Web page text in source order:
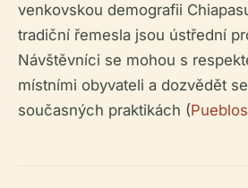
venkovskou demografii
tradiční řemesla jsou ústřední
Návštěvníci se mohou s
místními obyvateli a dozvědět
současných praktikách (